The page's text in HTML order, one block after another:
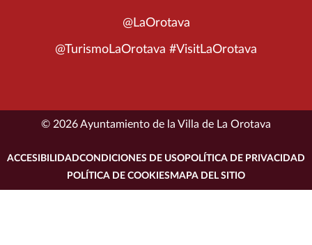
@LaOrotava
@TurismoLaOrotava #VisitLaOrotava
© 2026 Ayuntamiento de la Villa de La Orotava
ACCESIBILIDADCONDICIONES DE USO POLÍTICA DE PRIVACIDAD
POLÍTICA DE COOKIESMAPA DEL SITIO